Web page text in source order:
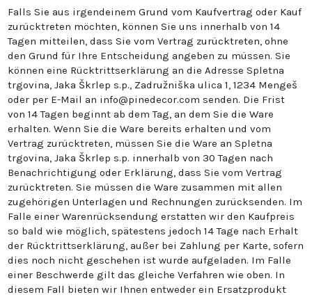
Falls Sie aus irgendeinem Grund vom Kaufvertrag oder Kauf
zurücktreten möchten, können Sie uns innerhalb von 14
Tagen mitteilen, dass Sie vom Vertrag zurücktreten, ohne
den Grund für Ihre Entscheidung angeben zu müssen. Sie
können eine Rücktrittserklärung an die Adresse Spletna
trgovina, Jaka Škrlep s.p., Zadružniška ulica 1, 1234 Mengeš
oder per E-Mail an info@pinedecor.com senden. Die Frist
von 14 Tagen beginnt ab dem Tag, an dem Sie die Ware
erhalten. Wenn Sie die Ware bereits erhalten und vom
Vertrag zurücktreten, müssen Sie die Ware an Spletna
trgovina, Jaka Škrlep s.p. innerhalb von 30 Tagen nach
Benachrichtigung oder Erklärung, dass Sie vom Vertrag
zurücktreten. Sie müssen die Ware zusammen mit allen
zugehörigen Unterlagen und Rechnungen zurücksenden. Im
Falle einer Warenrücksendung erstatten wir den Kaufpreis
so bald wie möglich, spätestens jedoch 14 Tage nach Erhalt
der Rücktrittserklärung, außer bei Zahlung per Karte, sofern
dies noch nicht geschehen ist wurde aufgeladen. Im Falle
einer Beschwerde gilt das gleiche Verfahren wie oben. In
diesem Fall bieten wir Ihnen entweder ein Ersatzprodukt